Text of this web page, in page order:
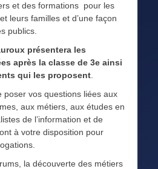
et des formations pour les
leurs familles et d’une façon
publics.
présentera les
après la classe de 3e ainsi
qui les proposent
poser vos questions liées aux
aux métiers, aux études en
de l’information et de
à votre disposition pour
la découverte des métiers